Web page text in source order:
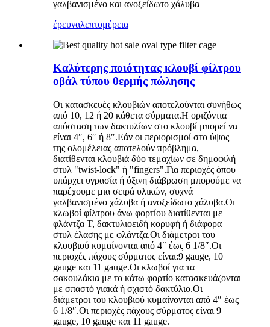
γαλβανισμένο και ανοξείδωτο χάλυβα
έρευναλεπτομέρεια
Καλύτερης ποιότητας κλουβί φίλτρου
οβάλ τύπου θερμής πώλησης
Οι κατασκευές κλουβιών αποτελούνται συνήθως
από 10, 12 ή 20 κάθετα σύρματα.Η οριζόντια
απόσταση των δακτυλίων στο κλουβί μπορεί να
είναι 4″, 6″ ή 8″.Εάν οι περιορισμοί στο ύψος
της ολομέλειας αποτελούν πρόβλημα,
διατίθενται κλουβιά δύο τεμαχίων σε δημοφιλή
στυλ "twist-lock" ή "fingers".Για περιοχές όπου
υπάρχει υγρασία ή όξινη διάβρωση μπορούμε να
παρέχουμε μια σειρά υλικών, συχνά
γαλβανισμένο χάλυβα ή ανοξείδωτο χάλυβα.Οι
κλωβοί φίλτρου άνω φορτίου διατίθενται με
φλάντζα T, δακτυλιοειδή κορυφή ή διάφορα
στυλ έλασης με φλάντζα.Οι διάμετροι του
κλουβιού κυμαίνονται από 4″ έως 6 1/8″.Οι
περιοχές πάχους σύρματος είναι:9 gauge, 10
gauge και 11 gauge.Οι κλωβοί για τα
σακουλάκια με το κάτω φορτίο κατασκευάζονται
με σπαστό γιακά ή σχιστό δακτύλιο.Οι
διάμετροι του κλουβιού κυμαίνονται από 4″ έως
6 1/8″.Οι περιοχές πάχους σύρματος είναι 9
gauge, 10 gauge και 11 gauge.